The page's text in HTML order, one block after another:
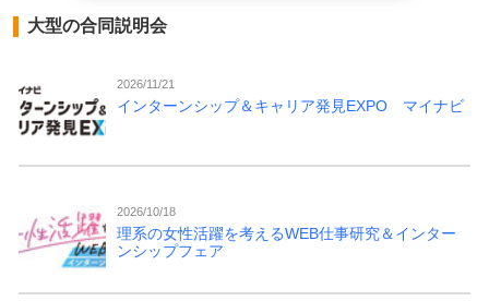
大型の合同説明会
2026/11/21
インターンシップ＆キャリア発見EXPO マイナビ
2026/10/18
理系の女性活躍を考えるWEB仕事研究＆インター
ンシップフェア